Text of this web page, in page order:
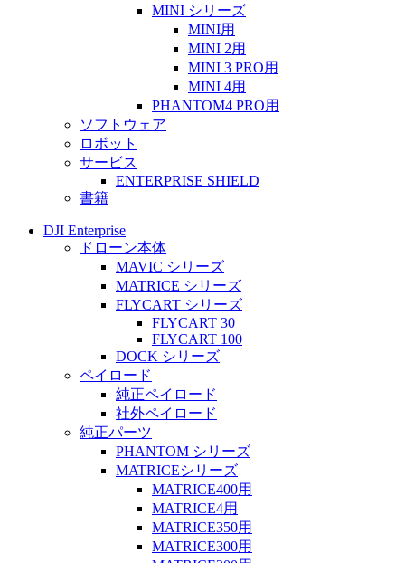
MINI シリーズ
MINI用
MINI 2用
MINI 3 PRO用
MINI 4用
PHANTOM4 PRO用
ソフトウェア
ロボット
サービス
ENTERPRISE SHIELD
書籍
DJI Enterprise
ドローン本体
MAVIC シリーズ
MATRICE シリーズ
FLYCART シリーズ
FLYCART 30
FLYCART 100
DOCK シリーズ
ペイロード
純正ペイロード
社外ペイロード
純正パーツ
PHANTOM シリーズ
MATRICEシリーズ
MATRICE400用
MATRICE4用
MATRICE350用
MATRICE300用